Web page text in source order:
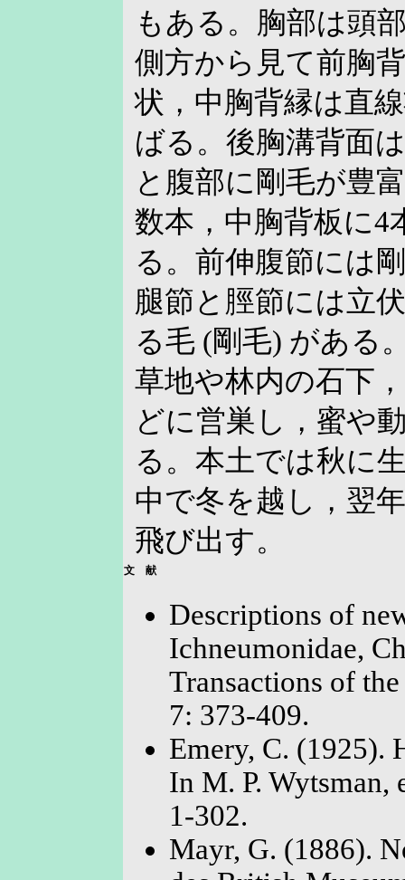
もある。胸部は頭
側方から見て前胸
状，中胸背縁は直
ばる。後胸溝背面
と腹部に剛毛が豊
数本，中胸背板に4
る。前伸腹節には
腿節と脛節には立
る毛 (剛毛) がある
草地や林内の石下
どに営巣し，蜜や
る。本土では秋に
中で冬を越し，翌
飛び出す。
文 献
Descriptions of
Ichneumonidae,
Transactions of
7: 373-409.
Emery, C. (1925).
In M. P. Wytsman,
1-302.
Mayr, G. (1886).